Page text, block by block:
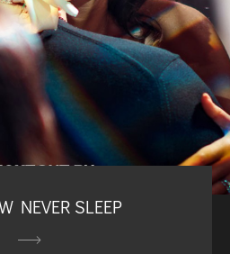
NEVER SLEEP